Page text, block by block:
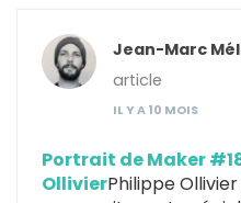
Jean-Marc
article
IL Y A 10 MOIS
Portrait de Maker
OllivierPhilippe